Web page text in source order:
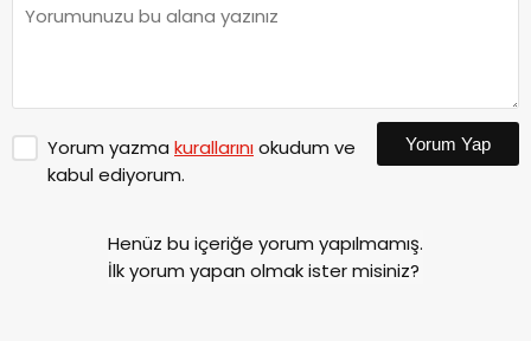
Yorum yazma kurallarınıokudum ve
kabul ediyorum.
Yorum Yap
Henüz bu içeriğe yorum yapılmamış.
İlk yorum yapan olmak ister misiniz?